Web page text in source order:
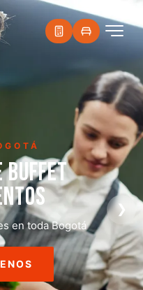
para tu evento
❯